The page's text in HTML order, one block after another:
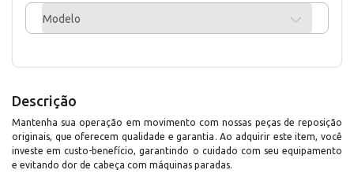
Modelo
Descrição
Mantenha sua operação em movimento com nossas peças de reposição
originais, que oferecem qualidade e garantia. Ao adquirir este item, você
investe em custo-benefício, garantindo o cuidado com seu equipamento
e evitando dor de cabeça com máquinas paradas.